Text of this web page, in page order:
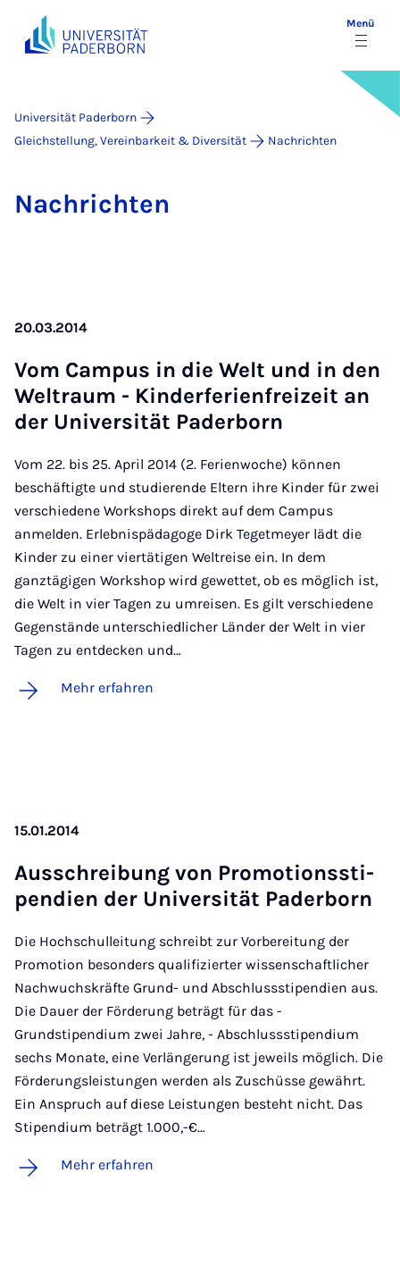
Menü
Universität Paderborn
Gleichstellung, Vereinbarkeit & Diversität
Nachrichten
Nach­rich­ten
20.03.2014
Vom Cam­pus in die Welt und in den
Welt­raum - Kin­der­fe­ri­en­frei­zeit an
der Uni­ver­si­tät Pa­der­born
Vom 22. bis 25. April 2014 (2. Ferienwoche) können
beschäftigte und studierende Eltern ihre Kinder für zwei
verschiedene Workshops direkt auf dem Campus
anmelden. Erlebnispädagoge Dirk Tegetmeyer lädt die
Kinder zu einer viertätigen Weltreise ein. In dem
ganztägigen Workshop wird gewettet, ob es möglich ist,
die Welt in vier Tagen zu umreisen. Es gilt verschiedene
Gegenstände unterschiedlicher Länder der Welt in vier
Tagen zu entdecken und…
Mehr erfahren
15.01.2014
Aus­schrei­bung von Pro­mo­ti­onss­ti­
pen­di­en der Uni­ver­si­tät Pa­der­born
Die Hochschulleitung schreibt zur Vorbereitung der
Promotion besonders qualifizierter wissenschaftlicher
Nachwuchskräfte Grund- und Abschlussstipendien aus.
Die Dauer der Förderung beträgt für das -
Grundstipendium zwei Jahre, - Abschlussstipendium
sechs Monate, eine Verlängerung ist jeweils möglich. Die
Förderungsleistungen werden als Zuschüsse gewährt.
Ein Anspruch auf diese Leistungen besteht nicht. Das
Stipendium beträgt 1.000,-€…
Mehr erfahren